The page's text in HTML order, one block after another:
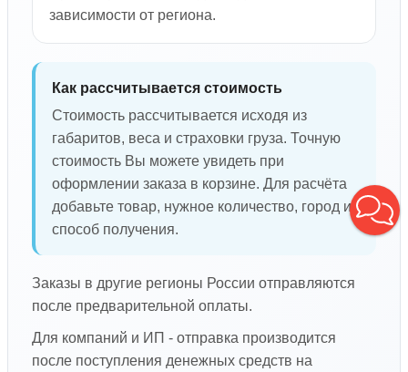
зависимости от региона.
Как рассчитывается стоимость
Стоимость рассчитывается исходя из
габаритов, веса и страховки груза. Точную
стоимость Вы можете увидеть при
оформлении заказа в корзине. Для расчёта
добавьте товар, нужное количество, город и
способ получения.
Заказы в другие регионы России отправляются
после предварительной оплаты.
Для компаний и ИП - отправка производится
после поступления денежных средств на